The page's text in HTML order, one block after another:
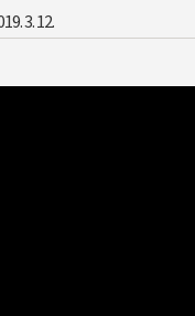
3. 12.